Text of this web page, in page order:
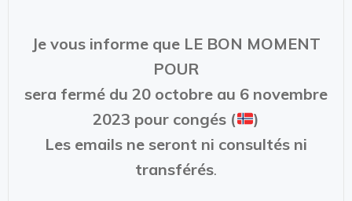
Je vous informe que LE BON MOMENT
POUR
sera fermé du 20 octobre au 6 novembre
2023 pour congés (
)
Les emails ne seront ni consultés ni
transférés.